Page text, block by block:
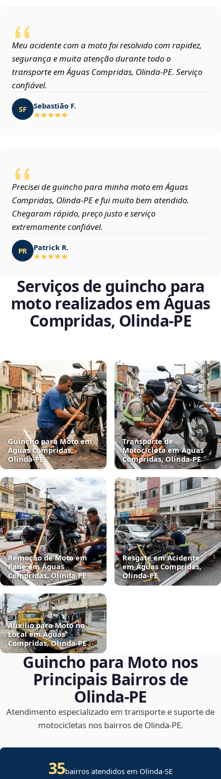
Meu acidente com a moto foi resolvido com rapidez,
segurança e muita atenção durante todo o
transporte em Águas Compridas, Olinda‑PE. Serviço
confiável.
SF Sebastião F.
Precisei de guincho para minha moto em Águas
Compridas, Olinda‑PE e fui muito bem atendido.
Chegaram rápido, preço justo e serviço
extremamente confiável.
PR Patrick R.
Serviços de guincho para
moto realizados em Águas
Compridas, Olinda‑PE
Guincho para Moto em
Águas Compridas,
Olinda‑PE
Transporte de
Motocicleta em Águas
Compridas, Olinda‑PE
Remoção de Moto em
Pane em Águas
Compridas, Olinda‑PE
Resgate em Acidente
em Águas Compridas,
Olinda‑PE
Auxílio para Moto no
Local em Águas
Compridas, Olinda‑PE
Guincho para Moto nos
Principais Bairros de
Olinda‑PE
Atendimento especializado em transporte e suporte de
motocicletas nos bairros de Olinda‑PE.
35bairros atendidos em Olinda-SE